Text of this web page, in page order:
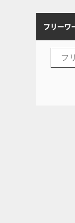
フリーワ